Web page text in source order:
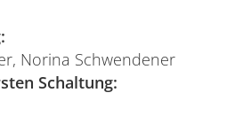
Norina Schwendener
Schaltung: